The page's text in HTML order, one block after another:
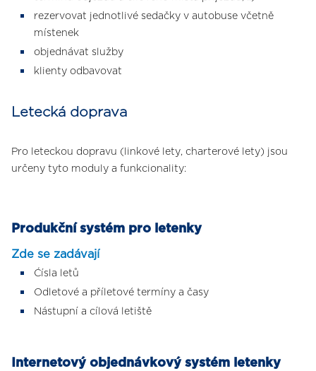
rezervovat jednotlivé sedačky v autobuse včetně
místenek
objednávat služby
klienty odbavovat
Letecká doprava
Pro leteckou dopravu (linkové lety, charterové lety) jsou
určeny tyto moduly a funkcionality:
Produkční systém pro letenky
Zde se zadávají
Ćísla letů
Odletové a příletové termíny a časy
Nástupní a cílová letiště
Internetový objednávkový systém letenky